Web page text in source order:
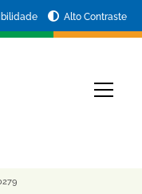
Alto Contraste